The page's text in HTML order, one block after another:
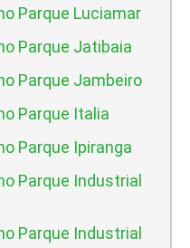
Parque Luciamar
Parque Jatibaia
Parque Jambeiro
Parque Italia
Parque Ipiranga
Parque Industrial
Parque Industrial